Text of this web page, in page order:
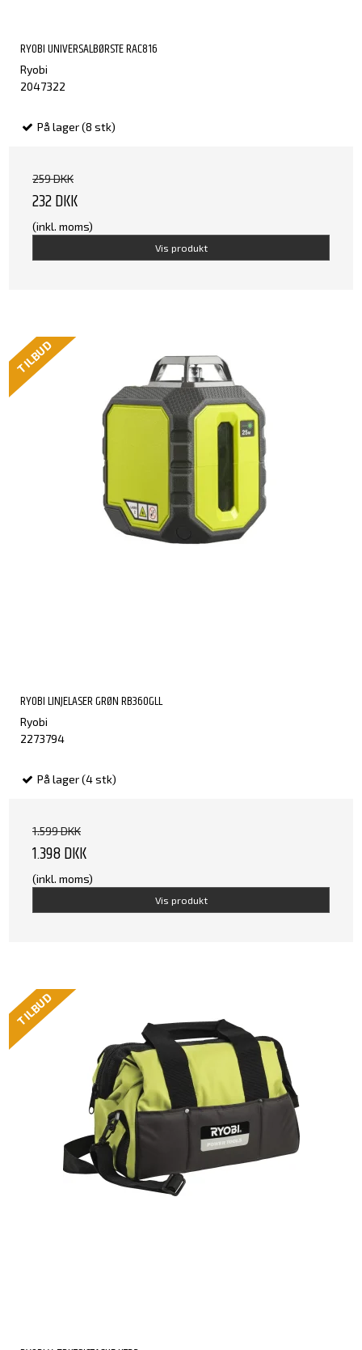
RYOBI UNIVERSALBØRSTE RAC816
Ryobi
2047322
På lager (8 stk)
259 DKK
232 DKK
(inkl. moms)
Vis produkt
TILBUD
RYOBI LINJELASER GRØN RB360GLL
Ryobi
2273794
På lager (4 stk)
1.599 DKK
1.398 DKK
(inkl. moms)
Vis produkt
TILBUD